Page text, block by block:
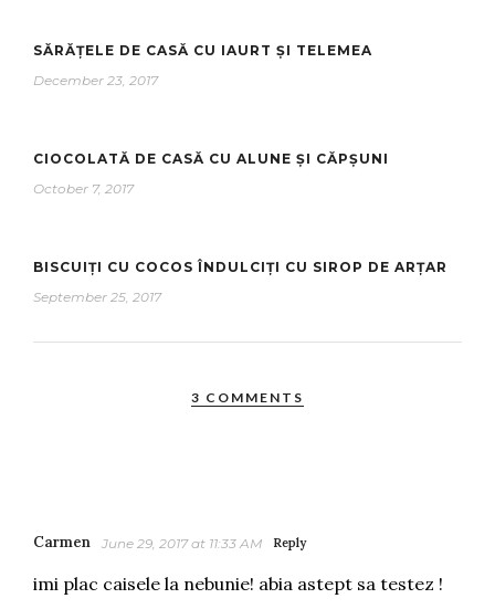
SĂRĂȚELE DE CASĂ CU IAURT ȘI TELEMEA
December 23, 2017
CIOCOLATĂ DE CASĂ CU ALUNE ȘI CĂPȘUNI
October 7, 2017
BISCUIȚI CU COCOS ÎNDULCIȚI CU SIROP DE ARȚAR
September 25, 2017
3 COMMENTS
Carmen June 29, 2017 at 11:33 AM Reply
imi plac caisele la nebunie! abia astept sa testez !